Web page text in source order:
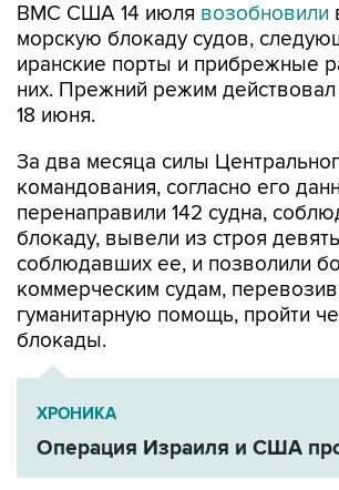
иранские порты и прибрежные
них. Прежний режим действовал
18 июня.
За два месяца силы Центрального
перенаправили 142 судна,
блокаду, вывели из строя девять
соблюдавших ее, и позволили
коммерческим судам,
гуманитарную помощь, пройти
блокады.
ХРОНИКА
Операция Израиля и США
Иран США